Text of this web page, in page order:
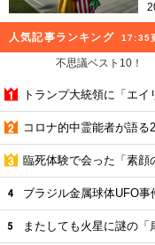
人気記事ランキング 17:35
不思議ベスト10！
トランプ大統領に「エ
コロナ的中霊能者が語る
臨死体験で会った「素顔
ブラジル金属球体UFO
またしても火星に謎の「